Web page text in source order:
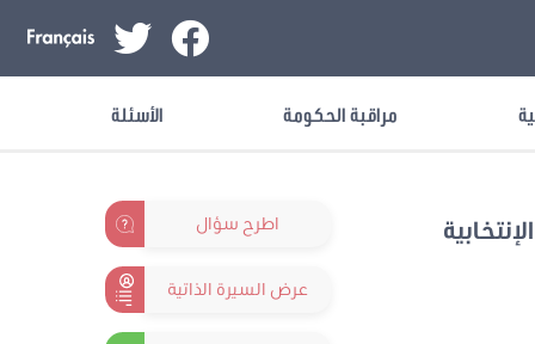
مراقبة الحكومة الأسئلة
اطرح سؤال
عرض السيرة الذاتية